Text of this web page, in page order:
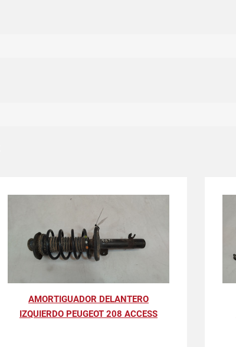
AMORTIGUADOR DELANTERO
IZQUIERDO PEUGEOT 208 ACCESS